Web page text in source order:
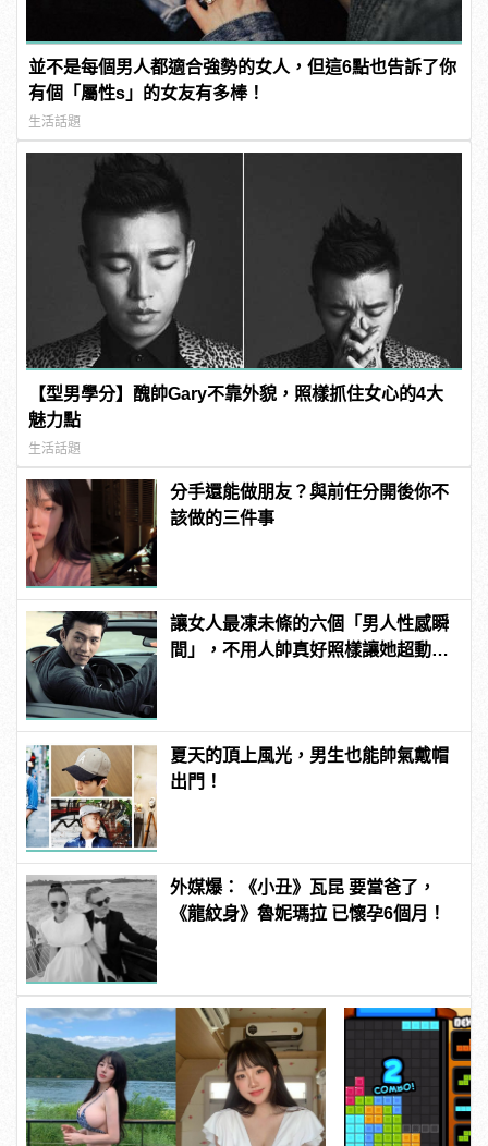
並不是每個男人都適合強勢的女人，但這6點也告訴了你
有個「屬性s」的女友有多棒！
生活話題
【型男學分】醜帥Gary不靠外貌，照樣抓住女心的4大
魅力點
生活話題
分手還能做朋友？與前任分開後你不
該做的三件事
讓女人最凍未條的六個「男人性感瞬
間」，不用人帥真好照樣讓她超動
夏天的頂上風光，男生也能帥氣戴帽
出門！
外媒爆：《小丑》瓦昆 要當爸了，
《龍紋身》魯妮瑪拉 已懷孕6個月！